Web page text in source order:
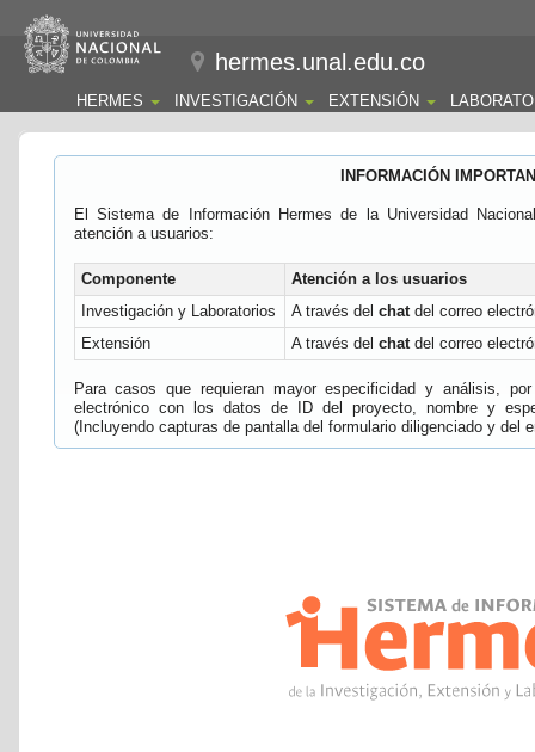
hermes.unal.edu.co
HERMES INVESTIGACIÓN EXTENSIÓN
INFORMACIÓN
El Sistema de Información Hermes de la Universidad
atención a usuarios:
Componente
Atención a los usuarios
Investigación y Laboratorios
A través del chatdel correo
Extensión
A través del chatdel correo
Para casos que requieran mayor especificidad y análisis,
electrónico con los datos de ID del proyecto, nombre y
(Incluyendo capturas de pantalla del formulario diligenciado y del